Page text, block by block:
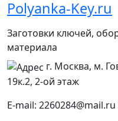
Polyanka-Key.ru
Заготовки ключей,
материала
г. Москва, м.
19к.2, 2-ой этаж
E-mail: 2260284@mail.ru